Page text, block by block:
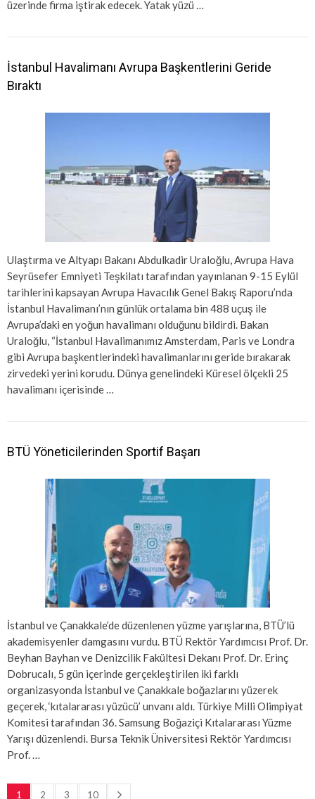
üzerinde firma iştirak edecek. Yatak yüzü …
İstanbul Havalimanı Avrupa Başkentlerini Geride
Bıraktı
Ulaştırma ve Altyapı Bakanı Abdulkadir Uraloğlu, Avrupa Hava
Seyrüsefer Emniyeti Teşkilatı tarafından yayınlanan 9-15 Eylül
tarihlerini kapsayan Avrupa Havacılık Genel Bakış Raporu’nda
İstanbul Havalimanı’nın günlük ortalama bin 488 uçuş ile
Avrupa’daki en yoğun havalimanı olduğunu bildirdi. Bakan
Uraloğlu, “İstanbul Havalimanımız Amsterdam, Paris ve Londra
gibi Avrupa başkentlerindeki havalimanlarını geride bırakarak
zirvedeki yerini korudu. Dünya genelindeki Küresel ölçekli 25
havalimanı içerisinde …
BTÜ Yöneticilerinden Sportif Başarı
İstanbul ve Çanakkale’de düzenlenen yüzme yarışlarına, BTÜ’lü
akademisyenler damgasını vurdu. BTÜ Rektör Yardımcısı Prof. Dr.
Beyhan Bayhan ve Denizcilik Fakültesi Dekanı Prof. Dr. Erinç
Dobrucalı, 5 gün içerinde gerçekleştirilen iki farklı
organizasyonda İstanbul ve Çanakkale boğazlarını yüzerek
geçerek, ‘kıtalararası yüzücü’ unvanı aldı. Türkiye Milli Olimpiyat
Komitesi tarafından 36. Samsung Boğaziçi Kıtalararası Yüzme
Yarışı düzenlendi. Bursa Teknik Üniversitesi Rektör Yardımcısı
Prof. …
1 2 3 10